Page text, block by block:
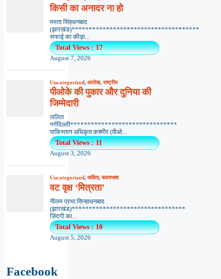
किसी का अनादर ना हो
ममता सिंहधनबाद
(झारखंड)*************************************
सफाई का कीड़ा...
Total Views : 17
August 7, 2026
Uncategorized, आलेख,राष्ट्रीय
पीओके की पुकार और दुनिया की
जिम्मेदारी
ललित
गर्गदिल्ली*******************************
पाकिस्तान अधिकृत कश्मीर (पीओ...
Total Views : 11
August 3, 2026
Uncategorized,कविता,काव्यभाषा
वट वृक्ष ‘मित्रता’
नीलम प्रभा सिन्हाधनबाद
(झारखंड)*********************************
ज़िंदगी का...
Total Views : 10
August 5, 2026
Facebook